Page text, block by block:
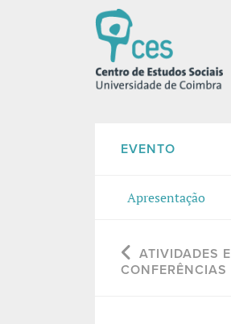
EVENTO
Apresentação
ATIVIDADES E
CONFERÊNCIAS